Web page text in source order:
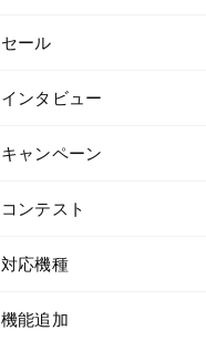
セール
インタビュー
キャンペーン
コンテスト
対応機種
機能追加